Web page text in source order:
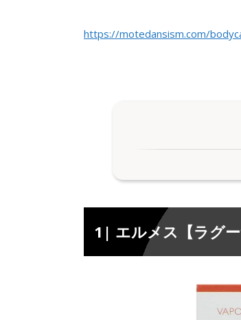
https://motedansism.com/
1.
1-2.ミドルノート ”ト
ラストノート ”マ
2| 【ラグーナの庭
1| エルメス【ラグ